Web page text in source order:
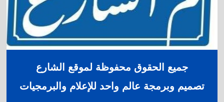
جميع الحقوق محفوظة لموقع الشارع
تصميم وبرمجة عالم واحد للإعلام والبرمجيات